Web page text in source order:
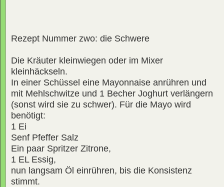
Rezept Nummer zwo: die Schwere
Die Kräuter kleinwiegen oder im Mixer
kleinhäckseln.
In einer Schüssel eine Mayonnaise anrühren und
mit Mehlschwitze und 1 Becher Joghurt verlängern
(sonst wird sie zu schwer). Für die Mayo wird
benötigt:
1 Ei
Senf Pfeffer Salz
Ein paar Spritzer Zitrone,
1 EL Essig,
nun langsam Öl einrühren, bis die Konsistenz
stimmt.